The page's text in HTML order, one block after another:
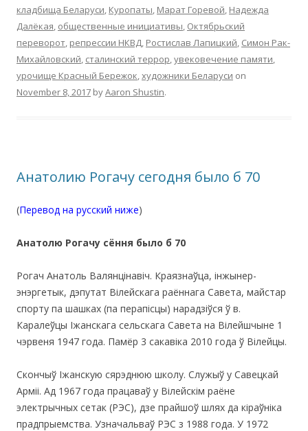
кладбища Беларуси, Куропаты, Марат Горевой, Надежда
Далёкая, общественные инициативы, Октябрьский
переворот, репрессии НКВД, Ростислав Лапицкий, Симон Рак-
Михайловский, сталинский террор,увековечение памяти,
урочище Красный Бережок,художники Беларуси on
November 8, 2017 byAaron Shustin.
Анатолию Рогачу сегодня было б 70
(Перевод на русский ниже)
Анатолю Рогачу сёння было б 70
Рогач Анатоль Валянцінавіч. Краязнаўца, інжынер-
энэргетык, дэпутат Вілейскага раённага Савета, майстар
спорту па шашках (па перапісцы) нарадзіўся ў в.
Каралеўцы Іжанскага сельскага Савета на Вілейшчыне 1
чэрвеня 1947 года. Памёр 3 сакавіка 2010 года ў Вілейцы.
Скончыў Іжанскую сярэднюю школу. Служыў у Савецкай
Арміі. Ад 1967 года працаваў у Вілейскім раёне
электрычных сетак (РЭС), дзе прайшоў шлях да кіраўніка
прадпрыемства. Узначальваў РЭС з 1988 года. У 1972